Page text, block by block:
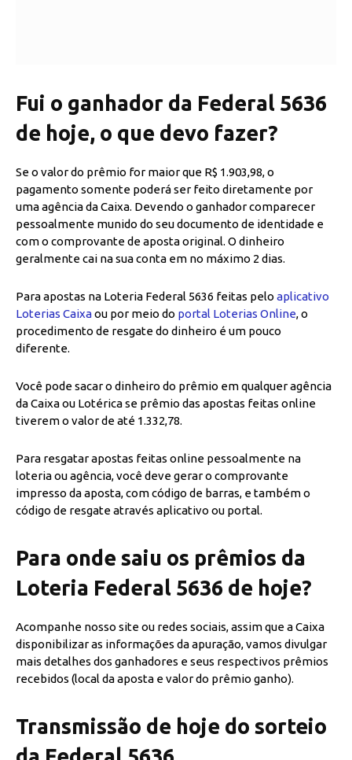
Fui o ganhador da Federal 5636
de hoje, o que devo fazer?
Se o valor do prêmio for maior que R$ 1.903,98, o
pagamento somente poderá ser feito diretamente por
uma agência da Caixa. Devendo o ganhador comparecer
pessoalmente munido do seu documento de identidade e
com o comprovante de aposta original. O dinheiro
geralmente cai na sua conta em no máximo 2 dias.
Para apostas na Loteria Federal 5636 feitas pelo aplicativo
Loterias Caixaou por meio do portal Loterias Online, o
procedimento de resgate do dinheiro é um pouco
diferente.
Você pode sacar o dinheiro do prêmio em qualquer agência
da Caixa ou Lotérica se prêmio das apostas feitas online
tiverem o valor de até 1.332,78.
Para resgatar apostas feitas online pessoalmente na
loteria ou agência, você deve gerar o comprovante
impresso da aposta, com código de barras, e também o
código de resgate através aplicativo ou portal.
Para onde saiu os prêmios da
Loteria Federal 5636 de hoje?
Acompanhe nosso site ou redes sociais, assim que a Caixa
disponibilizar as informações da apuração, vamos divulgar
mais detalhes dos ganhadores e seus respectivos prêmios
recebidos (local da aposta e valor do prêmio ganho).
Transmissão de hoje do sorteio